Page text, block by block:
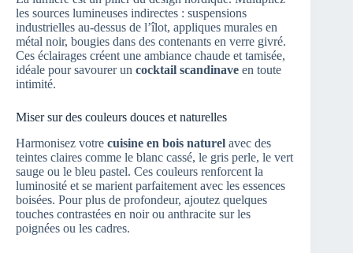
les sources lumineuses indirectes : suspensions
industrielles au-dessus de l’îlot, appliques murales en
métal noir, bougies dans des contenants en verre givré.
Ces éclairages créent une ambiance chaude et tamisée,
idéale pour savourer un cocktail scandinave en toute
intimité.
Miser sur des couleurs douces et naturelles
Harmonisez votre cuisine en bois naturel avec des
teintes claires comme le blanc cassé, le gris perle, le vert
sauge ou le bleu pastel. Ces couleurs renforcent la
luminosité et se marient parfaitement avec les essences
boisées. Pour plus de profondeur, ajoutez quelques
touches contrastées en noir ou anthracite sur les
poignées ou les cadres.